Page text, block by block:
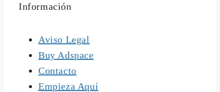
Información
Aviso Legal
Buy Adspace
Contacto
Empieza Aquí